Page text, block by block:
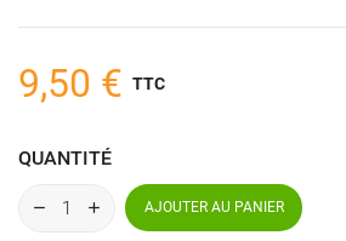
9,50 € TTC
QUANTITÉ
AJOUTER AU PANIER